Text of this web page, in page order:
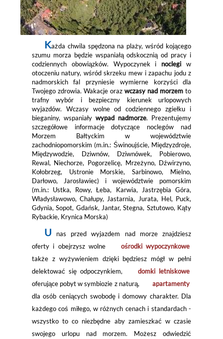
Każda chwila spędzona na plaży, wśród kojącego
szumu morza będzie wspaniałą odskocznią od pracy i
codziennych obowiązków. Wypoczynek i noclegi w
otoczeniu natury, wśród skrzeku mew i zapachu jodu z
nadmorskich fal przyniesie wymierne korzyści dla
Twojego zdrowia. Wakacje orazwczasy nad morzem to
trafny wybór i bezpieczny kierunek urlopowych
wyjazdów. Wczasy wolne od codziennego zgiełku i
bieganiny, wspaniały wypad nadmorze. Prezentujemy
szczegółowe informacje dotyczące noclegów nad
Morzem Bałtyckim w województwie
zachodniopomorskim (m.in.: Świnoujście, Międzyzdroje,
Międzywodzie, Dziwnów, Dziwnówek, Pobierowo,
Rewal, Niechorze, Pogorzelicę, Mrzeżyno, Dźwirzyno,
Kołobrzeg, Ustronie Morskie, Sarbinowo, Mielno,
Darłowo, Jarosławiec) i województwie pomorskim
(m.in.: Ustka, Rowy, Łeba, Karwia, Jastrzębia Góra,
Władysławowo, Chałupy, Jastarnia, Jurata, Hel, Puck,
Gdynia, Sopot, Gdańsk, Jantar, Stegna, Sztutowo, Kąty
Rybackie, Krynica Morska)
U nas przed wyjazdem nad morze znajdziesz
oferty i obejrzysz wolne
ośrodki wypoczynkowe
także z wyżywieniem dzięki będziesz mógł w pełni
delektować się odpoczynkiem,
domki letniskowe
oferujące pobyt w symbiozie z naturą,
apartamenty
dla osób ceniących swobodę i domowy charakter. Dla
każdego coś miłego, w różnych cenach i standardach -
wszystko to co niezbędne aby zamieszkać w czasie
swojego urlopu nad morzem. Możesz odwiedzić